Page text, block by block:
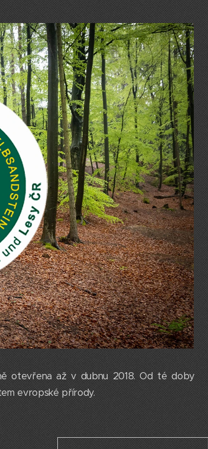
otevřena až v dubnu 2018. Od té doby
evropské přírody.